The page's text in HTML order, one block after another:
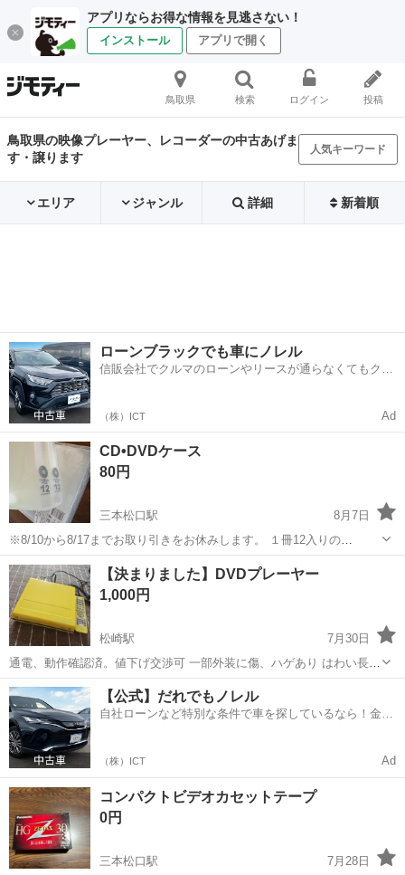
アプリならお得な情報を見逃さない！
インストール アプリで開く
鳥取県 検索 ログイン 投稿
鳥取県の映像プレーヤー、レコーダーの中古あげま
す・譲ります
人気キーワード
エリア ジャンル 詳細 新着順
ローンブラックでも車にノレル
信販会社でクルマのローンやリースが通らなくてもクル
（株）ICT Ad
CD•DVDケース
80円
三本松口駅
8月7日
※8/10から8/17までお取り引きをお休みします。 １冊12入りの
CD.DVDケースです。 未使用品ですが、一つは外装フィルム開封済み
です。 よろしくお願い致しますm(_ _)m
鳥取 米子市 三本松口駅 映像プレーヤー、レコーダー
【決まりました】DVDプレーヤー
1,000円
松崎駅
7月30日
通電、動作確認済。値下げ交渉可 一部外装に傷、ハゲあり はわい長瀬
海沿いの長瀬公園駐車場まで引取りに来ていただける方にお渡ししま
す。
鳥取 東伯郡 松崎駅 映像プレーヤー、レコーダー
【公式】だれでもノレル
自社ローンなど特別な条件で車を探しているなら！金利
（株）ICT Ad
コンパクトビデオカセットテープ
0円
三本松口駅
7月28日